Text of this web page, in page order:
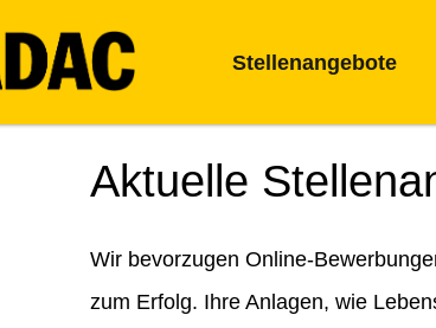
Stellenangebote
Aktuelle
Wir bevorzugen Online-
zum Erfolg. Ihre Anlagen, wie